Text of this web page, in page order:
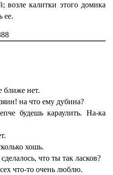
возле калитки этого домика
ее.
ближе нет.
на что ему дубина?
будешь караулить. На-ка
хошь.
что ты так ласков?
что-то очень люблю.